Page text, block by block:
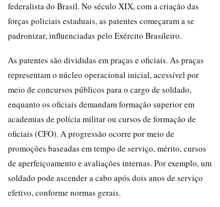
federalista do Brasil. No século XIX, com a criação das
forças policiais estaduais, as patentes começaram a se
padronizar, influenciadas pelo Exército Brasileiro.
As patentes são divididas em praças e oficiais. As praças
representam o núcleo operacional inicial, acessível por
meio de concursos públicos para o cargo de soldado,
enquanto os oficiais demandam formação superior em
academias de polícia militar ou cursos de formação de
oficiais (CFO). A progressão ocorre por meio de
promoções baseadas em tempo de serviço, mérito, cursos
de aperfeiçoamento e avaliações internas. Por exemplo, um
soldado pode ascender a cabo após dois anos de serviço
efetivo, conforme normas gerais.